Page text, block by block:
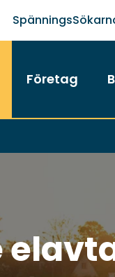
Företag